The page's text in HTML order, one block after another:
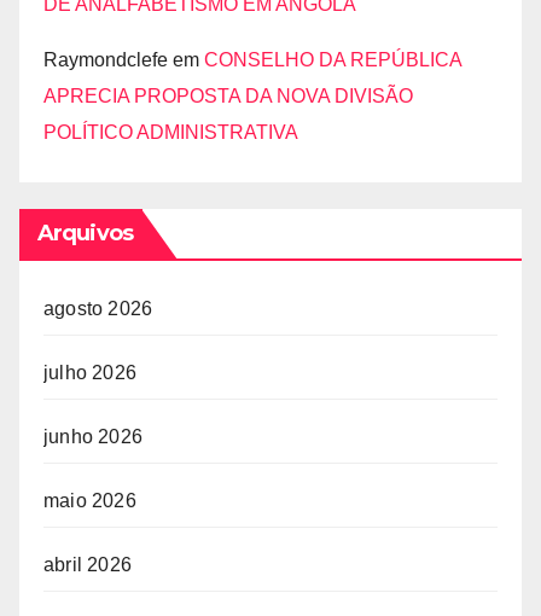
Raymondclefe em CONSELHO DA REPÚBLICA
APRECIA PROPOSTA DA NOVA DIVISÃO
POLÍTICO ADMINISTRATIVA
Arquivos
agosto 2026
julho 2026
junho 2026
maio 2026
abril 2026